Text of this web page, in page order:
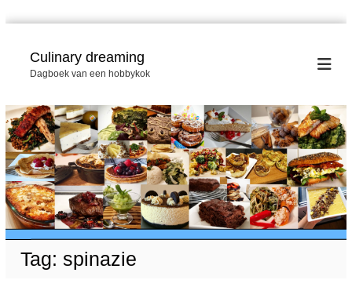
r
d
e
i
n
h
o
u
Culinary dreaming
Dagboek van een hobbykok
Tag: spinazie